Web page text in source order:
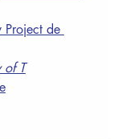
Project de
of T